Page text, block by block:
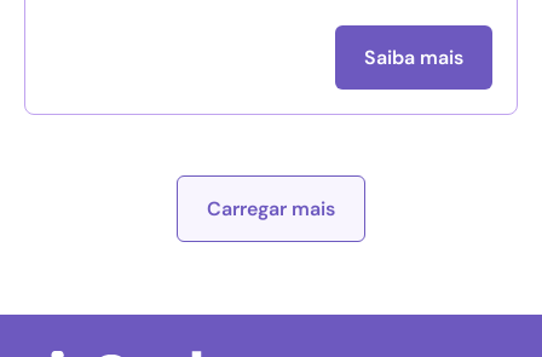
Saiba mais
Carregar mais